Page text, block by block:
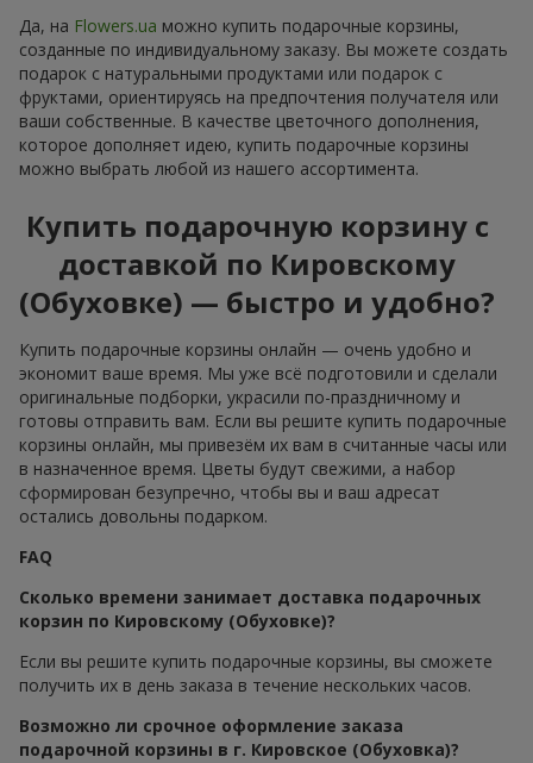
Да, на Flowers.ua можно купить подарочные корзины,
созданные по индивидуальному заказу. Вы можете создать
подарок с натуральными продуктами или подарок с
фруктами, ориентируясь на предпочтения получателя или
ваши собственные. В качестве цветочного дополнения,
которое дополняет идею, купить подарочные корзины
можно выбрать любой из нашего ассортимента.
Купить подарочную корзину с
доставкой по Кировскому
(Обуховке) — быстро и удобно?
Купить подарочные корзины онлайн — очень удобно и
экономит ваше время. Мы уже всё подготовили и сделали
оригинальные подборки, украсили по-праздничному и
готовы отправить вам. Если вы решите купить подарочные
корзины онлайн, мы привезём их вам в считанные часы или
в назначенное время. Цветы будут свежими, а набор
сформирован безупречно, чтобы вы и ваш адресат
остались довольны подарком.
FAQ
Сколько времени занимает доставка подарочных
корзин по Кировскому (Обуховке)?
Если вы решите купить подарочные корзины, вы сможете
получить их в день заказа в течение нескольких часов.
Возможно ли срочное оформление заказа
подарочной корзины в г. Кировское (Обуховка)?